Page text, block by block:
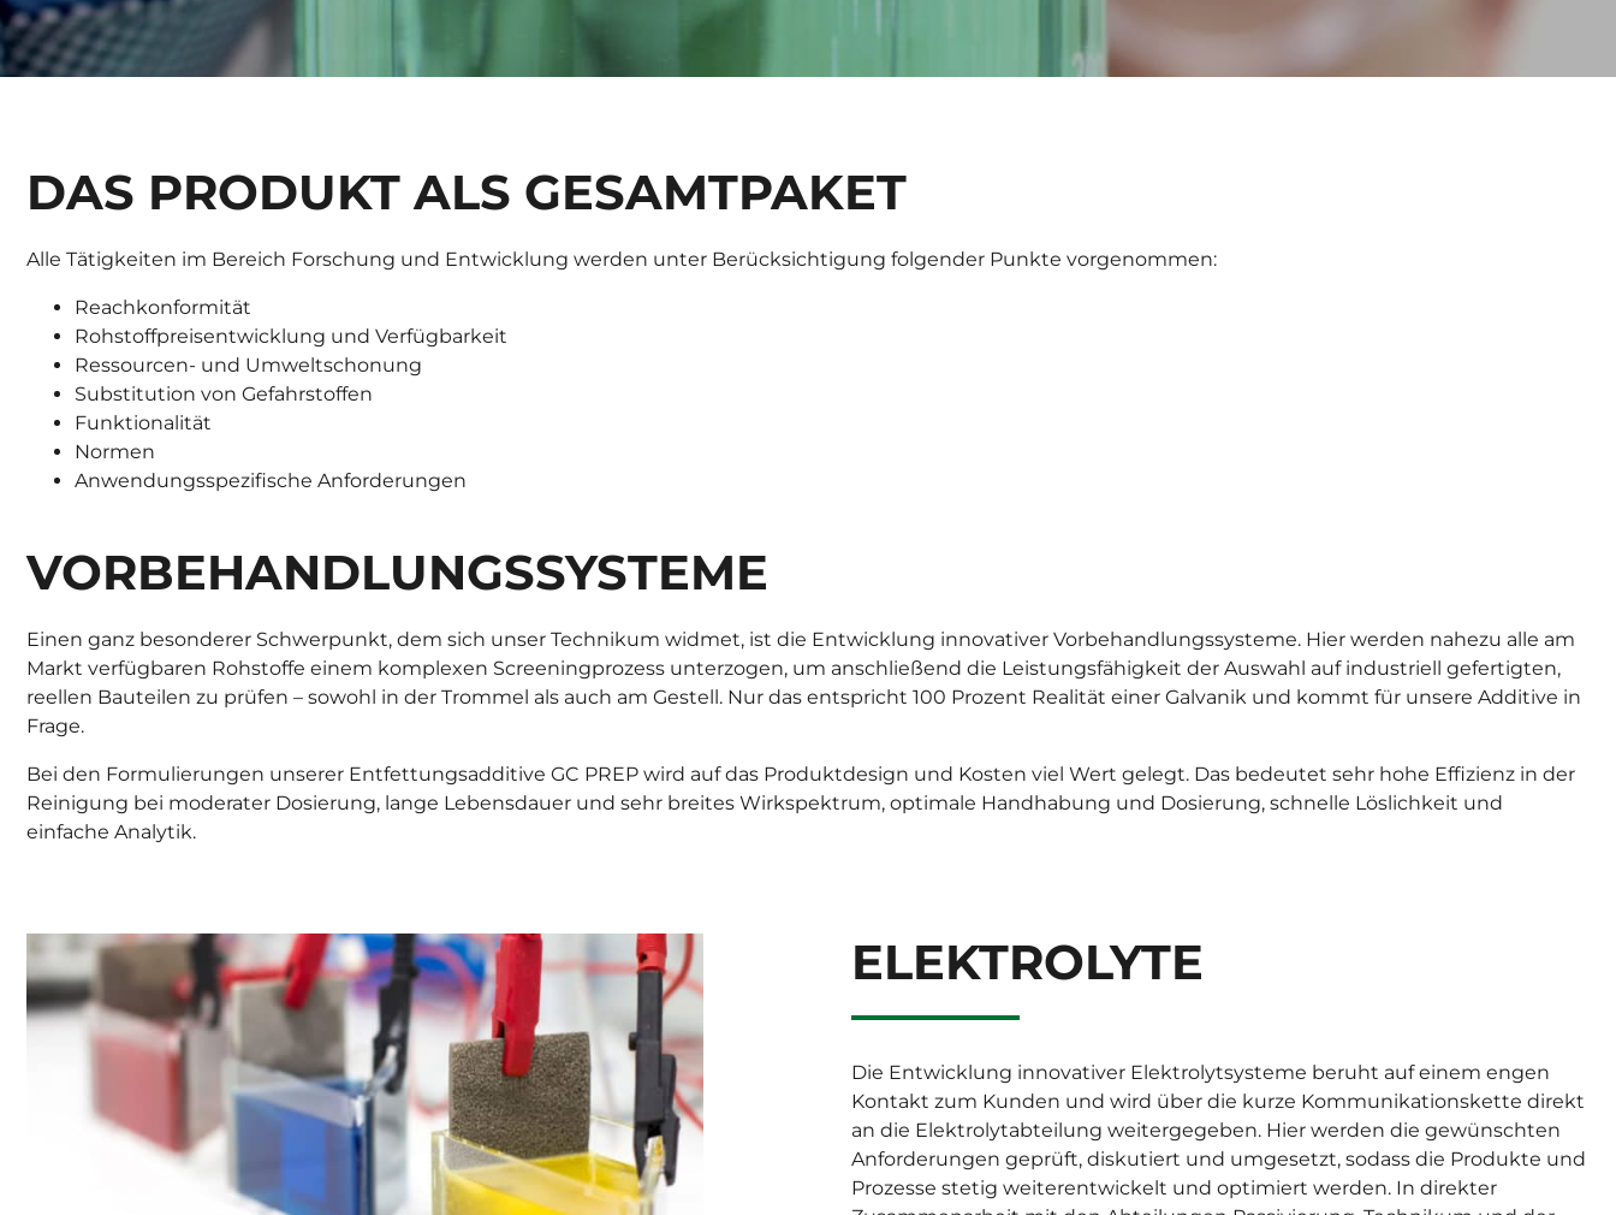
DAS PRODUKT ALS GESAMTPAKET
Alle Tätigkeiten im Bereich Forschung und Entwicklung werden unter Berücksichtigung folgender Punkte vorgenommen:
Reachkonformität
Rohstoffpreisentwicklung und Verfügbarkeit
Ressourcen- und Umweltschonung
Substitution von Gefahrstoffen
Funktionalität
Normen
Anwendungsspezifische Anforderungen
VORBEHANDLUNGSSYSTEME
Einen ganz besonderer Schwerpunkt, dem sich unser Technikum widmet, ist die Entwicklung innovativer Vorbehandlungssysteme. Hier werden nahezu alle am
Markt verfügbaren Rohstoffe einem komplexen Screeningprozess unterzogen, um anschließend die Leistungsfähigkeit der Auswahl auf industriell gefertigten,
reellen Bauteilen zu prüfen – sowohl in der Trommel als auch am Gestell. Nur das entspricht 100 Prozent Realität einer Galvanik und kommt für unsere Additive in
Frage.
Bei den Formulierungen unserer Entfettungsadditive GC PREP wird auf das Produktdesign und Kosten viel Wert gelegt. Das bedeutet sehr hohe Effizienz in der
Reinigung bei moderater Dosierung, lange Lebensdauer und sehr breites Wirkspektrum, optimale Handhabung und Dosierung, schnelle Löslichkeit und
einfache Analytik.
ELEKTROLYTE
Die Entwicklung innovativer Elektrolytsysteme beruht auf einem engen
Kontakt zum Kunden und wird über die kurze Kommunikationskette direkt
an die Elektrolytabteilung weitergegeben. Hier werden die gewünschten
Anforderungen geprüft, diskutiert und umgesetzt, sodass die Produkte und
Prozesse stetig weiterentwickelt und optimiert werden. In direkter